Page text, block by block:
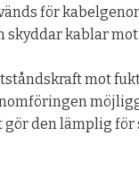
för
skyddar kablar
mot
den lämplig